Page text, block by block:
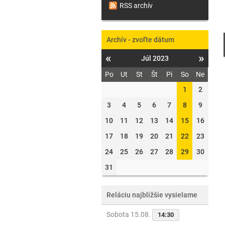
RSS archív
Archív - zvoľte dátum
« Júl 2023 »
Po Ut St Št Pi So
Ne
1
2
3
4 5 6 7 8
9
10
11 12 13 14 15
16
17
18 19 20 21 22
23
24
25 26 27 28 29
30
31
Reláciu najbližšie vysielame
Sobota 15.08. 14:30